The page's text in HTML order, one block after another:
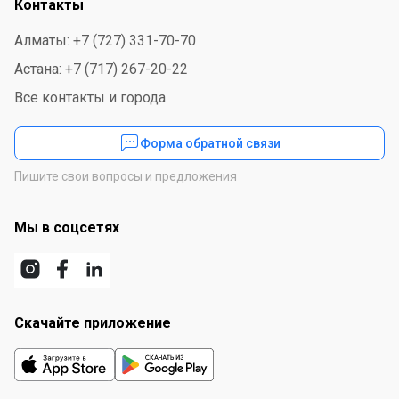
Контакты
Алматы: +7 (727) 331-70-70
Астана: +7 (717) 267-20-22
Все контакты и города
Форма обратной связи
Пишите свои вопросы и предложения
Мы в соцсетях
Скачайте приложение